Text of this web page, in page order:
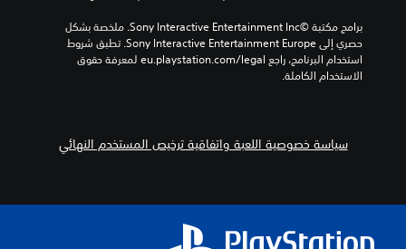
برامج مكتبة ©Sony Interactive Entertainment Inc. ملخصة بشكل
حصري إلى Sony Interactive Entertainment Europe. تطبق شروط
استخدام البرنامج، راجع eu.playstation.com/legal لمعرفة حقوق
الاستخدام الكاملة.
سياسة خصوصية اللعبة واتفاقية ترخيص المستخدم النهائي